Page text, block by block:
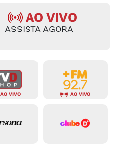
AO VIVO
ASSISTA AGORA
AO VIVO AO VIVO